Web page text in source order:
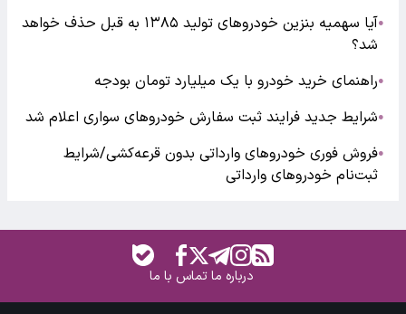
●
آیا سهمیه بنزین خودروهای تولید ۱۳۸۵ به قبل حذف خواهد
شد؟
●راهنمای خرید خودرو با یک میلیارد تومان بودجه
●شرایط جدید فرایند ثبت سفارش خودروهای سواری اعلام شد
●فروش فوری خودروهای وارداتی بدون قرعه‌کشی/شرایط
ثبت‌نام خودروهای وارداتی
درباره ماتماس با ما